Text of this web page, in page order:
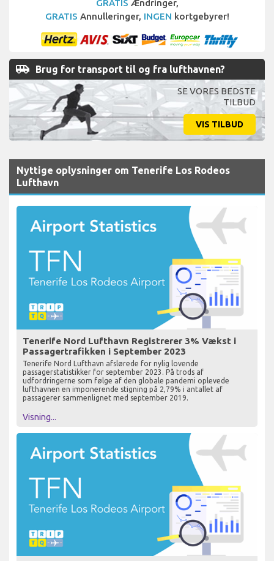
GRATIS Ændringer,
GRATIS Annulleringer, INGEN kortgebyrer!
airport_shuttle Brug for transport til og fra lufthavnen?
SE VORES BEDSTE
TILBUD
VIS TILBUD
Nyttige oplysninger om Tenerife Los Rodeos
Lufthavn
Tenerife Nord Lufthavn Registrerer 3% Vækst i
Passagertrafikken i September 2023
Tenerife Nord Lufthavn afslørede for nylig lovende
passagerstatistikker for september 2023. På trods af
udfordringerne som følge af den globale pandemi oplevede
lufthavnen en imponerende stigning på 2,79% i antallet af
passagerer sammenlignet med september 2019.
Visning...